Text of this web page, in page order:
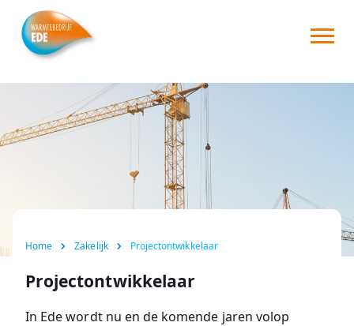
Over ons
Contact
Home Zakelijk Projectontwikkelaar
Projectontwikkelaar
In Ede wordt nu en de komende jaren volop